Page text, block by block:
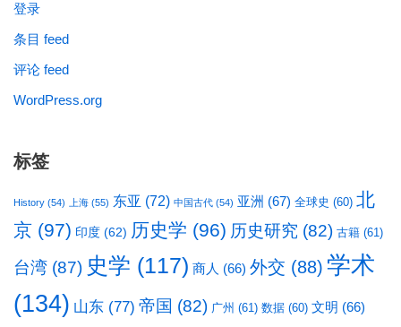
登录
条目 feed
评论 feed
WordPress.org
标签
History (54) 上海 (55) 东亚 (72) 中国古代 (54) 亚洲 (67) 全球史 (60) 北
京 (97) 印度 (62) 历史学 (96) 历史研究 (82) 古籍 (61)
台湾 (87) 史学 (117) 商人 (66) 外交 (88) 学术
(134) 山东 (77) 帝国 (82) 广州 (61) 数据 (60) 文明 (66)